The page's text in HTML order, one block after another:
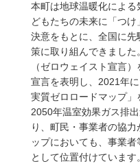
本町は地球温暖化によ
どもたちの未来に「つ
決意をもとに、全国に
策に取り組んできました
（ゼロウェイスト宣言
宣言を表明し、2021年
実質ゼロロードマップ」
2050年温室効果ガス排
り、町民・事業者の協
ップにおいても、事業
として位置付けていま